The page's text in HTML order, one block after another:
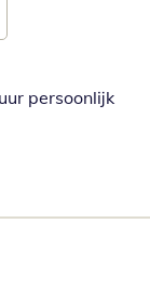
persoonlijk